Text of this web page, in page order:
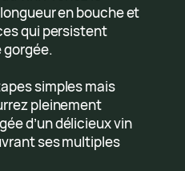
en bouche et
qui persistent
gorgée.
simples mais
pleinement
d’un délicieux vin
ses multiples